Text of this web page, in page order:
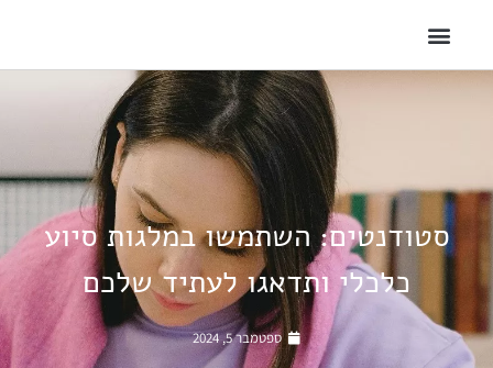
סטודנטים: השתמשו במלגות סיוע
כלכלי ותדאגו לעתיד שלכם
ספטמבר 5, 2024